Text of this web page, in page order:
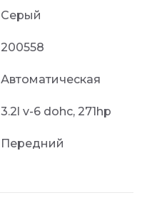
Серый
200558
Автоматическая
3.2l v-6 dohc, 271hp
Передний